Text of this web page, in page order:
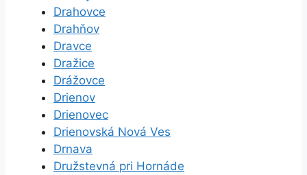
Drahovce
Drahňov
Dravce
Dražice
Drážovce
Drienov
Drienovec
Drienovská Nová Ves
Drnava
Družstevná pri Hornáde